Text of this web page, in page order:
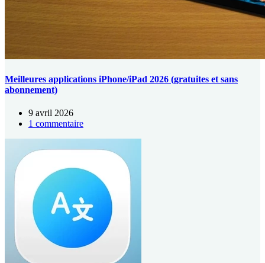
Meilleures applications iPhone/iPad 2026 (gratuites et sans
abonnement)
9 avril 2026
1 commentaire